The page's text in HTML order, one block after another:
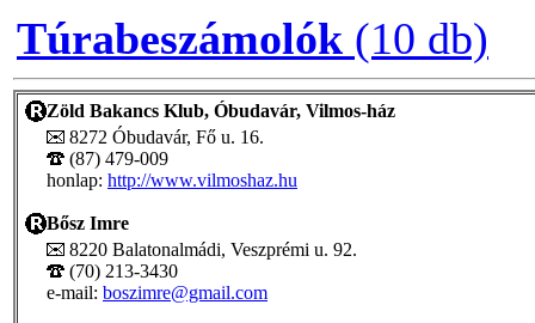
Túrabeszámolók (10 db)
Zöld Bakancs Klub, Óbudavár, Vilmos-ház
8272 Óbudavár, Fő u. 16.
(87) 479-009
honlap: http://www.vilmoshaz.hu
Bősz Imre
8220 Balatonalmádi, Veszprémi u. 92.
(70) 213-3430
e-mail: boszimre@gmail.com